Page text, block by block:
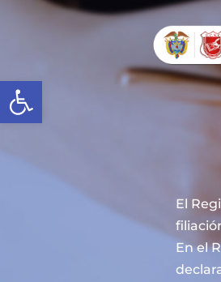
Abrir barra de herramientas
El
En el